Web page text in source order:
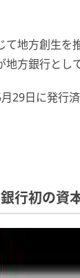
地方創生を
方銀行とし
29日に発行
行初の資本